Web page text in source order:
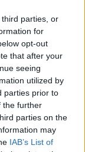
parties, or
for
opt-out
that after your
seeing
utilized by
parties prior to
the further
parties on the
may
IAB’s List of